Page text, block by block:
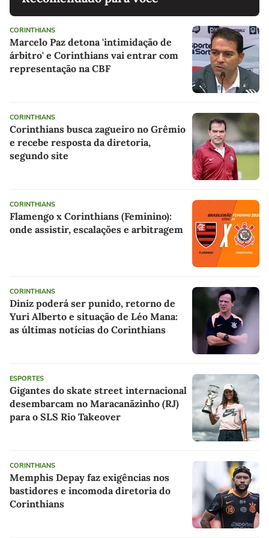
CORINTHIANS
Marcelo Paz detona 'intimidação de
árbitro' e Corinthians vai entrar com
representação na CBF
CORINTHIANS
Corinthians busca zagueiro no Grêmio
e recebe resposta da diretoria,
segundo site
CORINTHIANS
Flamengo x Corinthians (Feminino):
onde assistir, escalações e arbitragem
CORINTHIANS
Diniz poderá ser punido, retorno de
Yuri Alberto e situação de Léo Mana:
as últimas notícias do Corinthians
ESPORTES
Gigantes do skate street internacional
desembarcam no Maracanãzinho (RJ)
para o SLS Rio Takeover
CORINTHIANS
Memphis Depay faz exigências nos
bastidores e incomoda diretoria do
Corinthians